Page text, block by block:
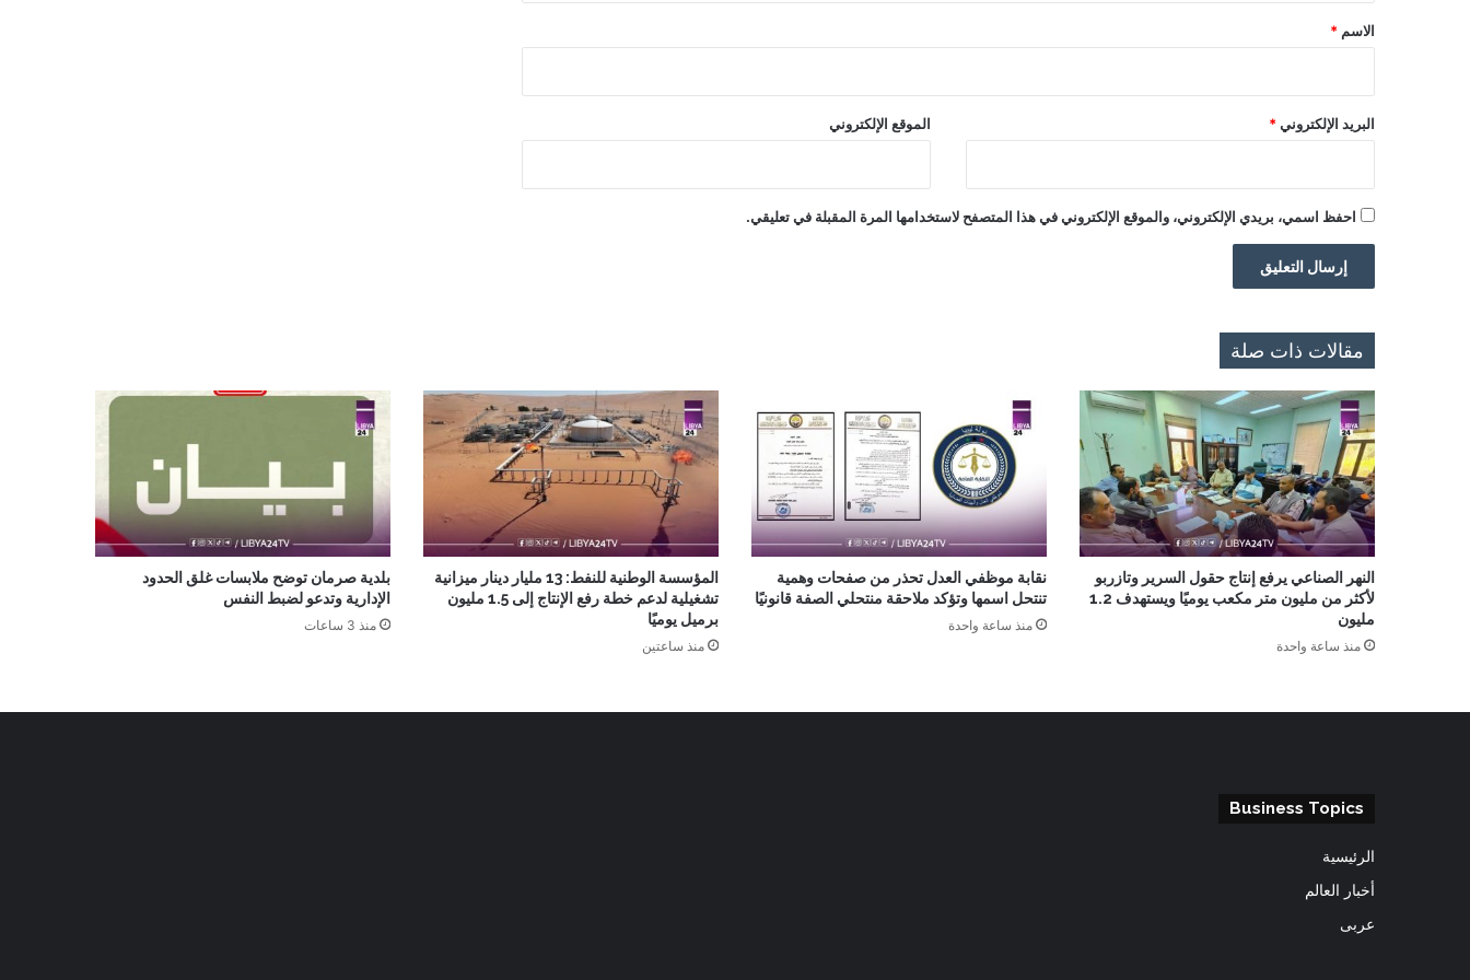
*
الاسم *
البريد الإلكتروني * الموقع الإلكتروني
احفظ اسمي، بريدي الإلكتروني، والموقع الإلكتروني في هذا المتصفح لاستخدامها المرة المقبلة في تعليقي.
مقالات ذات صلة
النهر الصناعي يرفع إنتاج حقول السرير وتازربو
لأكثر من مليون متر مكعب يوميًا ويستهدف 1.2
مليون
منذ ساعة واحدة
نقابة موظفي العدل تحذر من صفحات وهمية
تنتحل اسمها وتؤكد ملاحقة منتحلي الصفة قانونيًا
منذ ساعة واحدة
المؤسسة الوطنية للنفط: 13 مليار دينار ميزانية
تشغيلية لدعم خطة رفع الإنتاج إلى 1.5 مليون
برميل يوميًا
منذ ساعتين
بلدية صرمان توضح ملابسات غلق الحدود
الإدارية وتدعو لضبط النفس
منذ 3 ساعات
Business Topics
الرئيسية
أخبار العالم
عربى